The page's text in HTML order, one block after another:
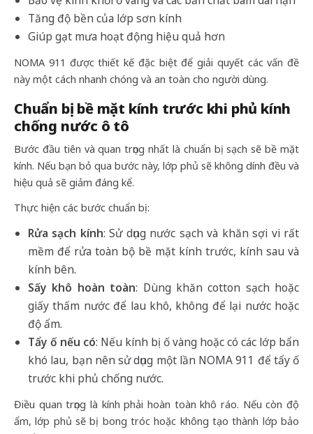
Tăng độ bền của lớp sơn kính
Giúp gạt mưa hoạt động hiệu quả hơn
NOMA 911 được thiết kế đặc biệt để giải quyết các vấn đề
này một cách nhanh chóng và an toàn cho người dùng.
Chuẩn bị bề mặt kính trước khi phủ kính
chống nước ô tô
Bước đầu tiên và quan trọng nhất là chuẩn bị sạch sẽ bề mặt
kính. Nếu bạn bỏ qua bước này, lớp phủ sẽ không dính đều và
hiệu quả sẽ giảm đáng kể.
Thực hiện các bước chuẩn bị:
Rửa sạch kính: Sử dụng nước sạch và khăn sợi vi rất
mềm để rửa toàn bộ bề mặt kính trước, kính sau và
kính bên.
Sấy khô hoàn toàn: Dùng khăn cotton sạch hoặc
giấy thấm nước để lau khô, không để lại nước hoặc
độ ẩm.
Tẩy ố nếu có: Nếu kính bị ố vàng hoặc có các lớp bẩn
khó lau, bạn nên sử dụng một lần NOMA 911 để tẩy ố
trước khi phủ chống nước.
Điều quan trọng là kính phải hoàn toàn khô ráo. Nếu còn độ
ẩm, lớp phủ sẽ bị bong tróc hoặc không tạo thành lớp bảo